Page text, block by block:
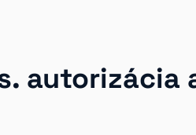
autorizácia